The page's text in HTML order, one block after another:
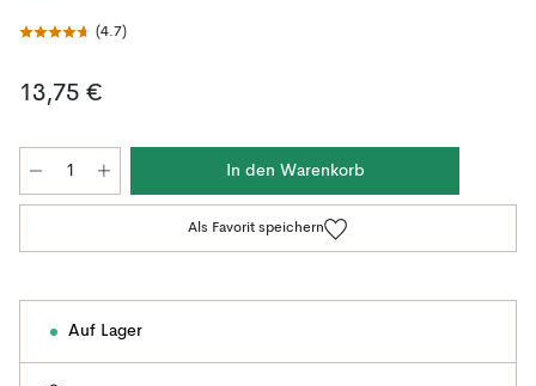
(4.7)
13,75 €
In den Warenkorb
Als Favorit speichern
Auf Lager